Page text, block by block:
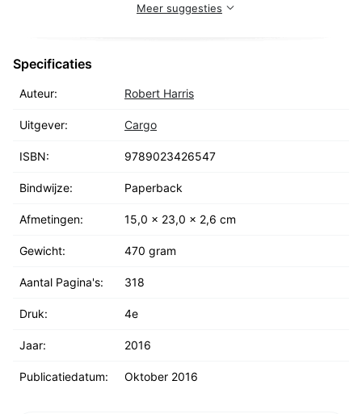
Meer suggesties
Specificaties
Auteur: Robert Harris
Uitgever: Cargo
ISBN: 9789023426547
Bindwijze: Paperback
Afmetingen: 15,0 x 23,0 x 2,6 cm
Gewicht: 470 gram
Aantal Pagina's: 318
Druk: 4e
Jaar: 2016
Publicatiedatum: Oktober 2016